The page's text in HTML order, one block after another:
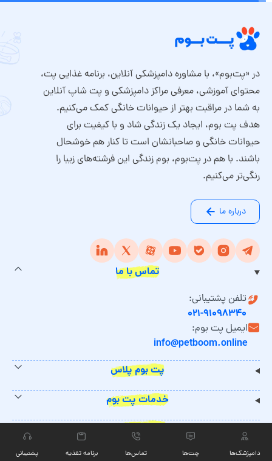
در «پت‌بوم»، با مشاوره دامپزشکی آنلاین، برنامه غذایی پت،
محتوای آموزشی، معرفی مراکز دامپزشکی و پت شاپ آنلاین
به شما در مراقبت بهتر از حیوانات خانگی کمک می‌کنیم.
هدف پت بوم، ایجاد یک زندگی شاد و با کیفیت برای
حیوانات خانگی و صاحبانشان است تا کنار هم خوشحال
باشند. با هم در پت‌بوم، بوم زندگی این فرشته‌های زیبا را
رنگی‌تر می‌کنیم.
درباره ما
تماس با ما
تلفن پشتیبانی:
۰۲۱-۹۱۰۹۸۳۴۰
ایمیل پت بوم:
info@petboom.online
پت بوم پلاس
خدمات پت بوم
مجوزهای پت بوم
دامپزشک‌ها چت‏‌ها تماس‌ها برنامه تغذیه پشتیبانی